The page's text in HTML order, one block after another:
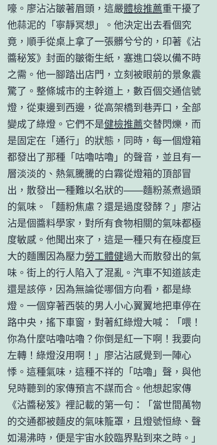
嚎。廖沾沾皺著眉頭，這嚴體檢推薦重干擾了
他蒜泥的「寧靜冥想」。他決定出去看個究
竟，順手從桌上拿了一張髒兮兮的，印著《沾
醬秘笈》封面的皺衛生紙，塞進口袋以備不時
之需。他一腳踏出店門，立刻被眼前的景象震
驚了。整條城市的主幹道上，數百個交通信號
燈，從東邊到西邊，從高架橋到巷弄口，全部
變成了綠燈。它們不是健檢推薦交替閃爍，而
是固定在「通行」的狀態，同時，每一個燈箱
都發出了那種「咕嚕咕嚕」的聲音，並且有一
層淡淡的、熱氣騰騰的白霧從燈箱的頂部冒
出，散發出一種難以名狀的——麵粉蒸煮過頭
的氣味。「麵粉焦慮？還是過度發酵？」廖沾
沾是個醬料學家，對所有食物相關的氣味都極
度敏感。他聞出來了，這是一種只有在極度巨
大的麵團因為壓力勞工體健過大而散發出的氣
味。街上的行人陷入了混亂。汽車不知道該走
還是該停，因為無論從哪個方向看，都是綠
燈。一個穿著西裝的男人小心翼翼地把車停在
路中央，搖下車窗，對著紅綠燈大喊：「喂！
你為什麼咕嚕咕嚕？你倒是紅一下啊！我要向
左轉！綠燈沒用啊！」廖沾沾感覺到一陣心
悸。這種氣味，這種不祥的「咕嚕」聲，與他
兒時聽到的家傳預言不謀而合。他想起家傳
《沾醬秘笈》裡記載的第一句：「當世間萬物
的交通都被麵皮的氣味籠罩，且燈號恒綠、聲
如湯沸時，便是宇宙水餃臨界點到來之時。」